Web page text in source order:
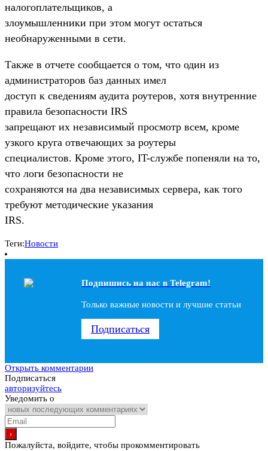
налогоплательщиков, а
злоумышленники при этом могут остаться
необнаруженными в сети.
Также в отчете сообщается о том, что один из
администраторов баз данных имел
доступ к сведениям аудита роутеров, хотя внутренние
правила безопасности IRS
запрещают их независимый просмотр всем, кроме
узкого круга отвечающих за роутеры
специалистов. Кроме этого, IT-службе попеняли на то,
что логи безопасности не
сохраняются на два независимых сервера, как того
требуют методические указания
IRS.
Теги:Новости
Подпишись на наc в Telegram!
Только важные новости и лучшие статьи
Подписаться
Открыть комментарии
Подписаться
авторизуйтесь
Уведомить о
Пожалуйста, войдите, чтобы прокомментировать